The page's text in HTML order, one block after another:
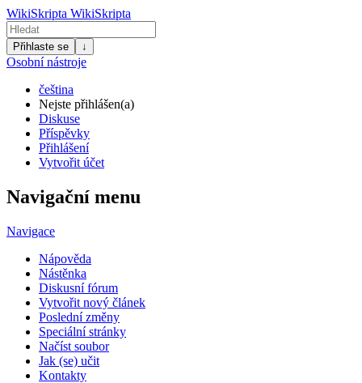
WikiSkripta WikiSkripta
Přihlaste se ↓
Osobní nástroje
čeština
Nejste přihlášen(a)
Diskuse
Příspěvky
Přihlášení
Vytvořit účet
Navigační menu
Navigace
Nápověda
Nástěnka
Diskusní fórum
Vytvořit nový článek
Poslední změny
Speciální stránky
Načíst soubor
Jak (se) učit
Kontakty